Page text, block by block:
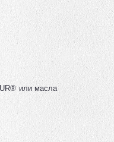
или масла